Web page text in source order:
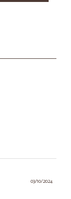
03/10/2024